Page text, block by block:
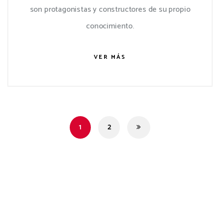
son protagonistas y constructores de su propio
conocimiento.
VER MÁS
1 2